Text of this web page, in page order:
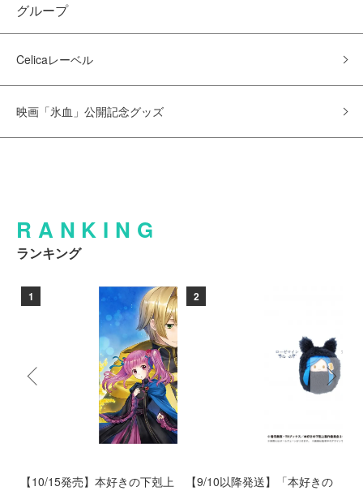
グループ
Celicaレーベル
映画「氷血」公開記念グッズ
RANKING
ランキング
1
【10/15発売】本好きの下剋上
2
【9/10以降発送】「本好きの